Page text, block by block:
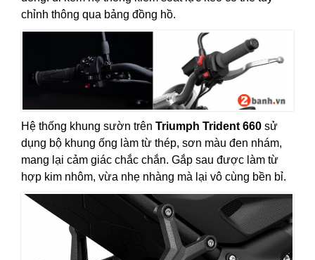
chỉnh thông qua bảng đồng hồ.
Hệ thống khung sườn trên Triumph Trident 660 sử
dụng bộ khung ống làm từ thép, sơn màu đen nhám,
mang lại cảm giác chắc chắn. Gắp sau được làm từ
hợp kim nhôm, vừa nhẹ nhàng mà lại vô cùng bền bỉ.